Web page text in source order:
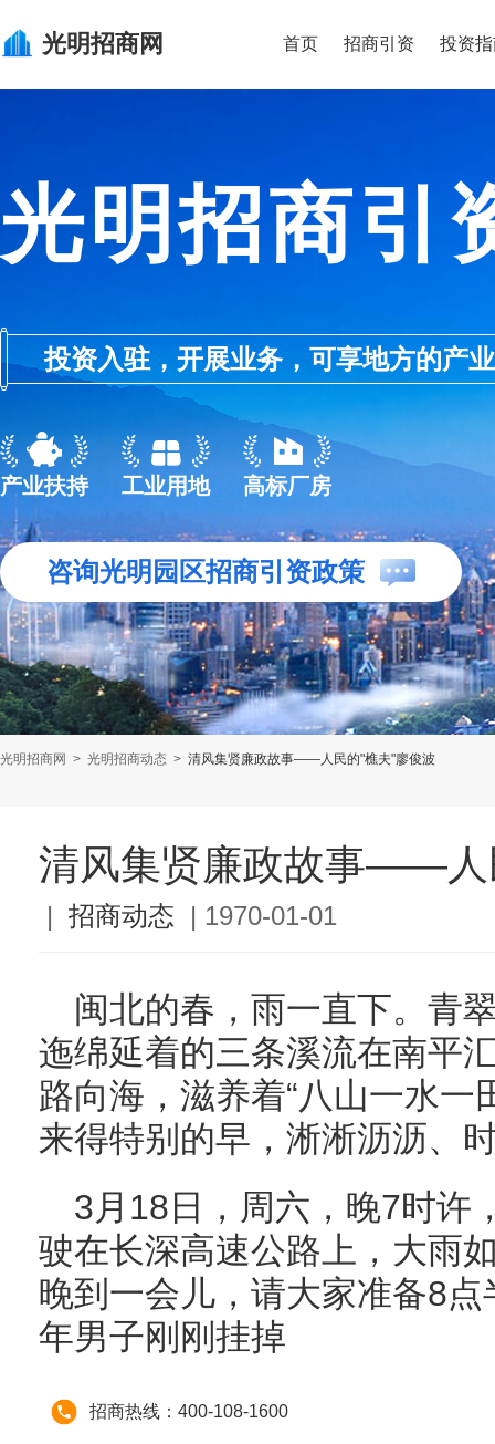
光明招商网 首页 招商引资 投资
光明招商引
投资入驻，开展业务，可享地方的产
产业扶持 工业用地 高标厂房
咨询光明园区招商引资政策
光明招商网 > 光明招商动态 > 清风集贤廉政故事——人民的"樵夫"廖俊波
清风集贤廉政故事——人
| 招商动态 | 1970-01-01
闽北的春，雨一直下。青
迤绵延着的三条溪流在南平
路向海，滋养着“八山一水一
来得特别的早，淅淅沥沥、
3月18日，周六，晚7时许
驶在长深高速公路上，大雨
晚到一会儿，请大家准备8
年男子刚刚挂掉
招商热线：400-108-1600